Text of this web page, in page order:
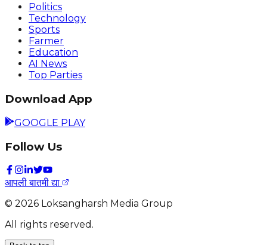
Politics
Technology
Sports
Farmer
Education
AI News
Top Parties
Download App
GOOGLE PLAY
Follow Us
आपली बातमी द्या
© 2026 Loksangharsh Media Group
All rights reserved.